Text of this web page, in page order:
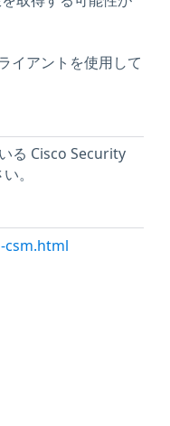
イアントを使用して
る Cisco Security
。
csm.html